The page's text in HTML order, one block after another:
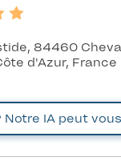
84460
d'Azur, France